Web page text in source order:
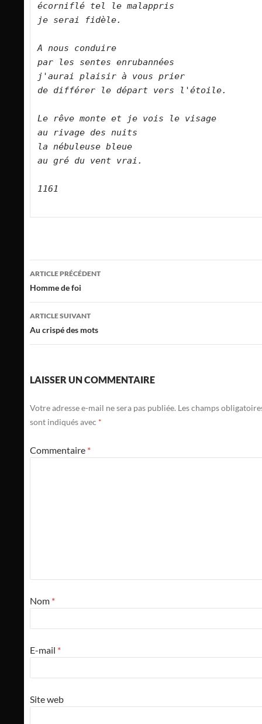
écorniflé tel le malappris
je serai fidèle.
A nous conduire
par les sentes enrubannées
j'aurai plaisir à vous prier
de différer le départ vers l'étoile.
Le rêve monte et je vois le visage
au rivage des nuits
la nébuleuse bleue
au gré du vent vrai.
1161
Navigation
des
articles
ARTICLE PRÉCÉDENT
Homme de foi
ARTICLE SUIVANT
Au crispé des mots
LAISSER UN COMMENTAIRE
Votre adresse e-mail ne sera pas publiée. Les champs
sont indiqués avec *
Commentaire *
Nom *
E-mail *
Site web